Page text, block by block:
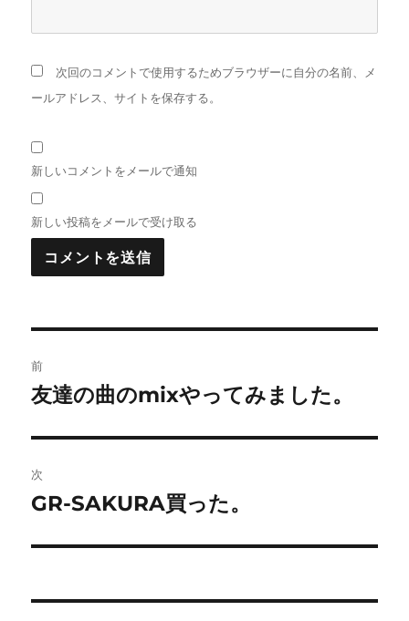
次回のコメントで使用するためブラウザーに自分の名前、メ
ールアドレス、サイトを保存する。
新しいコメントをメールで通知
新しい投稿をメールで受け取る
稿
ビ
ゲ
ー
前
前
投
稿:
友達の曲のmixやってみました。
次
次
投
GR-SAKURA買った。